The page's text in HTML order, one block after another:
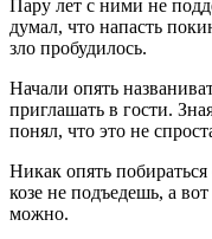
Пару лет с ними не
думал, что напасть
зло пробудилось.
Начали опять
приглашать в гости.
понял, что это не
Никак опять
козе не подъедешь, а
можно.